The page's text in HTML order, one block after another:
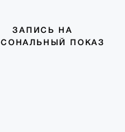
ЗАПИСЬ НА
ПОКАЗ